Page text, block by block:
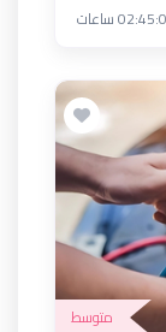
ساعات
متوسط